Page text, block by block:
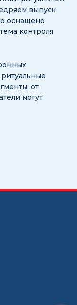
выпуск
оснащено
контроля
от
могут